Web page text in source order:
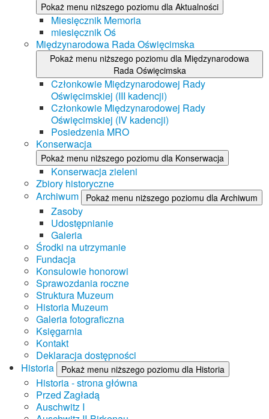
Pokaż menu niższego poziomu dla Aktualności
Miesięcznik Memoria
miesięcznik Oś
Międzynarodowa Rada Oświęcimska
Pokaż menu niższego poziomu dla Międzynarodowa
Rada Oświęcimska
Członkowie Międzynarodowej Rady
Oświęcimskiej (III kadencji)
Członkowie Międzynarodowej Rady
Oświęcimskiej (IV kadencji)
Posiedzenia MRO
Konserwacja
Pokaż menu niższego poziomu dla Konserwacja
Konserwacja zieleni
Zbiory historyczne
Archiwum
Pokaż menu niższego poziomu dla Archiwum
Zasoby
Udostępnianie
Galeria
Środki na utrzymanie
Fundacja
Konsulowie honorowi
Sprawozdania roczne
Struktura Muzeum
Historia Muzeum
Galeria fotograficzna
Księgarnia
Kontakt
Deklaracja dostępności
Historia
Pokaż menu niższego poziomu dla Historia
Historia - strona główna
Przed Zagładą
Auschwitz I